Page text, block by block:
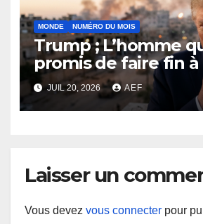
MONDE NUMÉRO DU MOIS
Trump ; L’homme
promis de faire fin
les guerres, derrière
géopolitique, la plus
explosive du
JUIL 20, 2026 AEF
Laisser un
Vous devez vous connecter pour